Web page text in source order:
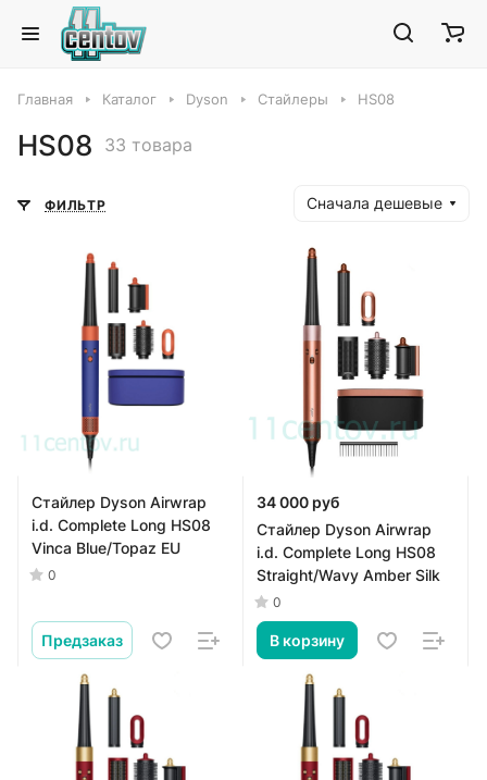
Главная Каталог Dyson Стайлеры HS08
HS08 33 товара
ФИЛЬТР Сначала дешевые
Стайлер Dyson Airwrap
i.d. Complete Long HS08
Vinca Blue/Topaz EU
0
Предзаказ
34 000 руб
Стайлер Dyson Airwrap
i.d. Complete Long HS08
Straight/Wavy Amber Silk
0
В корзину